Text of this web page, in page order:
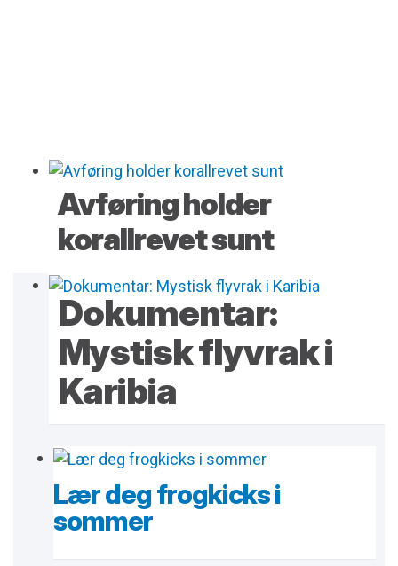
Avføring holder
korallrevet sunt
Dokumentar:
Mystisk flyvrak i
Karibia
Lær deg frogkicks i
sommer